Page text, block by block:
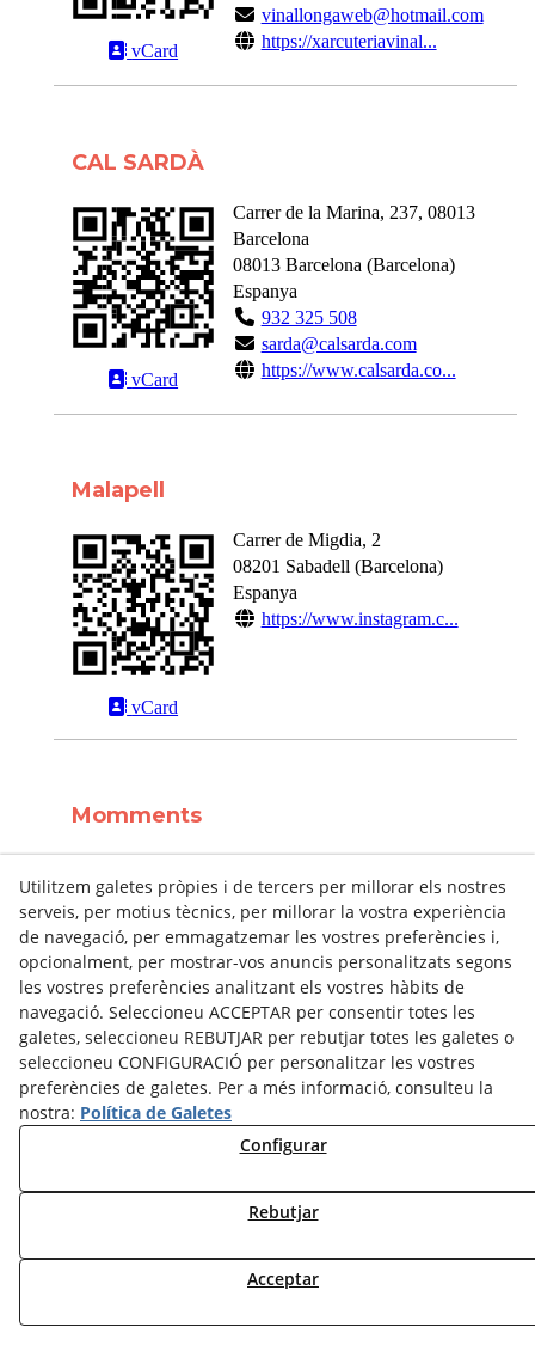
vCard
vinallongaweb@hotmail.com
https://xarcuteriavinal...
CAL SARDÀ
vCard
Carrer de la Marina, 237, 08013
Barcelona
08013 Barcelona (Barcelona)
Espanya
932 325 508
sarda@calsarda.com
https://www.calsarda.co...
Malapell
vCard
Carrer de Migdia, 2
08201 Sabadell (Barcelona)
Espanya
https://www.instagram.c...
Momments
vCard
80, Sants-Montjuïc
08014 Barcelona(Barcelona)
Espanya
686 59 68 95
https://momments.es/
Obrador de galetes El Rosal (Botiga
Av Onze de Setembre, s/n
Espanya
https://elrosal.cat/ca/
Utilitzem galetes pròpies i de tercers per millorar els nostres
serveis, per motius tècnics, per millorar la vostra experiència
de navegació, per emmagatzemar les vostres preferències i,
opcionalment, per mostrar-vos anuncis personalitzats segons
les vostres preferències analitzant els vostres hàbits de
navegació. Seleccioneu ACCEPTAR per consentir totes les
galetes, seleccioneu REBUTJAR per rebutjar totes les galetes o
seleccioneu CONFIGURACIÓ per personalitzar les vostres
preferències de galetes. Per a més informació, consulteu la
nostra: Política de Galetes
Configurar
Rebutjar
Acceptar